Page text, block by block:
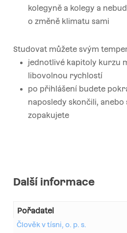
kolegyně a kolegy a
o změně klimatu sami
Studovat můžete svým
jednotlivé kapitoly kurzu
libovolnou rychlostí
po přihlášení budete
naposledy skončili,
zopakujete
Další informace
Pořadatel
Člověk v tísni, o. p. s.